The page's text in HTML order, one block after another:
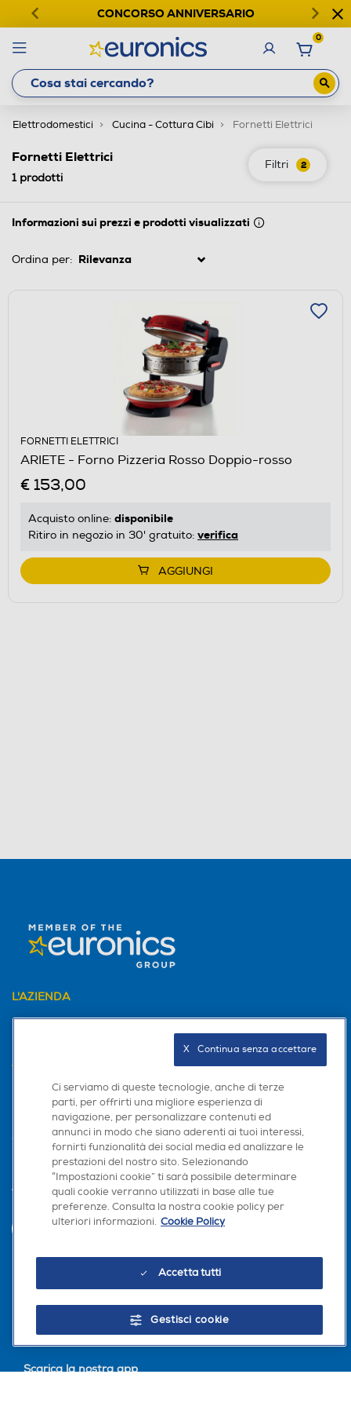
CONCORSO ANNIVERSARIO
0
Elettrodomestici Cucina - Cottura Cibi Fornetti Elettrici
Filtri 2
Fornetti Elettrici
1prodotti
Informazioni sui prezzi e prodotti visualizzati
Ordina per:
FORNETTI ELETTRICI
ARIETE - Forno Pizzeria Rosso Doppio-rosso
€ 153,00
Acquisto online: disponibile
Ritiro in negozio in 30' gratuito: verifica
AGGIUNGI
L'AZIENDA
AREA CLIENTI
Trova negozio
Seguici sui social
Scarica la nostra app
Ci serviamo di queste tecnologie, anche di terze
parti, per offrirti una migliore esperienza di
navigazione, per personalizzare contenuti ed
annunci in modo che siano aderenti ai tuoi interessi,
fornirti funzionalità dei social media ed analizzare le
prestazioni del nostro sito. Selezionando
“Impostazioni cookie” ti sarà possibile determinare
quali cookie verranno utilizzati in base alle tue
preferenze. Consulta la nostra cookie policy per
ulteriori informazioni. Cookie Policy
Accetta tutti
Gestisci cookie
X   Continua senza accettare